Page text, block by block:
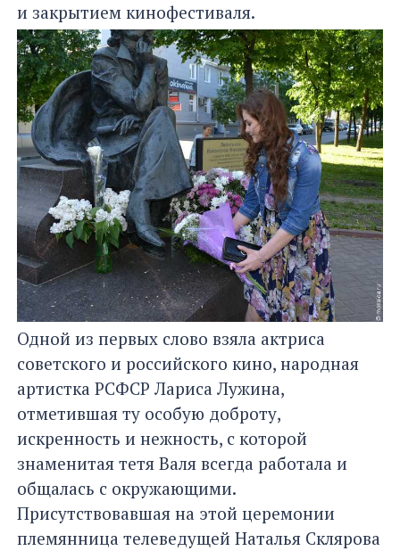
и закрытием кинофестиваля.
Одной из первых слово взяла актриса
советского и российского кино, народная
артистка РСФСР Лариса Лужина,
отметившая ту особую доброту,
искренность и нежность, с которой
знаменитая тетя Валя всегда работала и
общалась с окружающими.
Присутствовавшая на этой церемонии
племянница телеведущей Наталья Склярова